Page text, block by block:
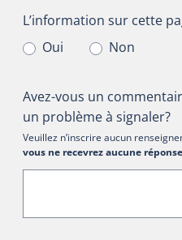
L’information sur cette
L’information sur cette
Oui
Non
Avez-vous un
un problème à signaler?
Veuillez n’inscrire aucun
vous ne recevrez aucune réponse